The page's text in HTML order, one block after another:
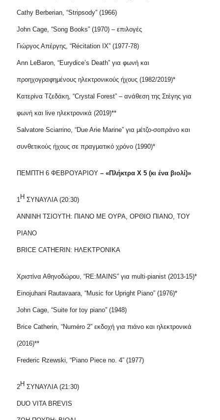
Cathy Berberian, “Stripsody” (1966)
John Cage, “Song Books” (1970) – επιλογές
Γιώργος Απέργης, “Récitation IX” (1977-78)
Ann LeBaron, “Eurydice’s Death” για φωνή και
προηχογραφημένους ηλεκτρονικούς ήχους (1982/2019)*
Κατερίνα Τζεδάκη, “Crystal Forest” – ανάθεση της Στέγης για
φωνή και liveηλεκτρονικά (2019)**
Salvatore Sciarrino, “Due Arie Marine” για μέτζο-σοπράνο και
συνθετικούς ήχους σε πραγματικό χρόνο (1990)*
ΠΕΜΠΤΗ 6 ΦΕΒΡΟΥΑΡΙΟΥ – «Πλήκτρα Χ 5 (κι ένα βιολί)»
1 ΗΣΥΝΑΥΛΙΑ (20:30)
ΑΝΝΙΝΗ ΤΣΙΟΥΤΗ: ΠΙΑΝΟ ΜΕ ΟΥΡΑ, ΟΡΘΙΟ ΠΙΑΝΟ, TOY
PIANO
BRICE CATHERIN: ΗΛΕΚΤΡΟΝΙΚΑ
Χριστίνα Αθηνοδώρου, “RE:MAINS” για multi-pianist (2013-15)*
Einojuhani Rautavaara, “Music for Upright Piano” (1976)*
John Cage, “Suite for toy piano” (1948)
Brice Catherin, “Numéro 2” εκδοχή για πιάνο και ηλεκτρονικά
(2016)**
Frederic Rzewski, “Piano Piece no. 4” (1977)
2ΗΣΥΝΑΥΛΙΑ (21:30)
DUO VITA ΒREVIS